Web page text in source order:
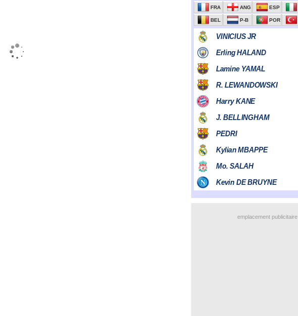
emplacement publicitaire